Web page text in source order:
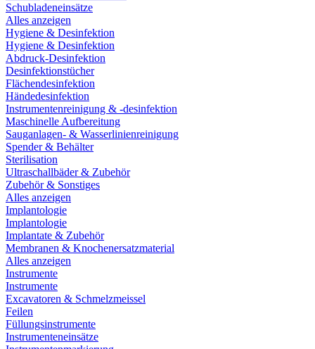
Schubladeneinsätze
Alles anzeigen
Hygiene & Desinfektion
Hygiene & Desinfektion
Abdruck-Desinfektion
Desinfektionstücher
Flächendesinfektion
Händedesinfektion
Instrumentenreinigung & -desinfektion
Maschinelle Aufbereitung
Sauganlagen- & Wasserlinienreinigung
Spender & Behälter
Sterilisation
Ultraschallbäder & Zubehör
Zubehör & Sonstiges
Alles anzeigen
Implantologie
Implantologie
Implantate & Zubehör
Membranen & Knochenersatzmaterial
Alles anzeigen
Instrumente
Instrumente
Excavatoren & Schmelzmeissel
Feilen
Füllungsinstrumente
Instrumenteneinsätze